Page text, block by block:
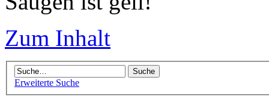
Zum Inhalt
Erweiterte Suche